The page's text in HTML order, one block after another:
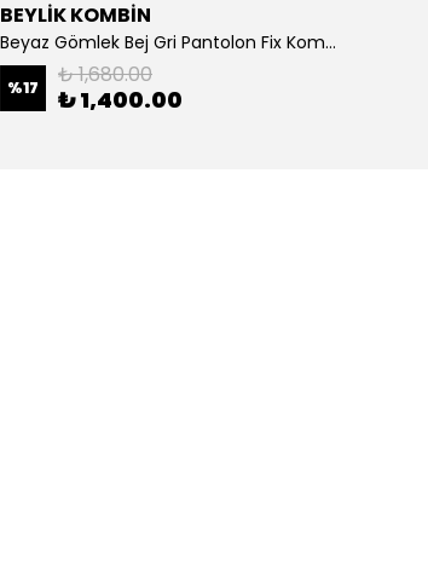
BEYLİK KOMBİN
Beyaz Gömlek Bej Gri Pantolon Fix Kombin
%17 ₺ 1,680.00
₺ 1,400.00